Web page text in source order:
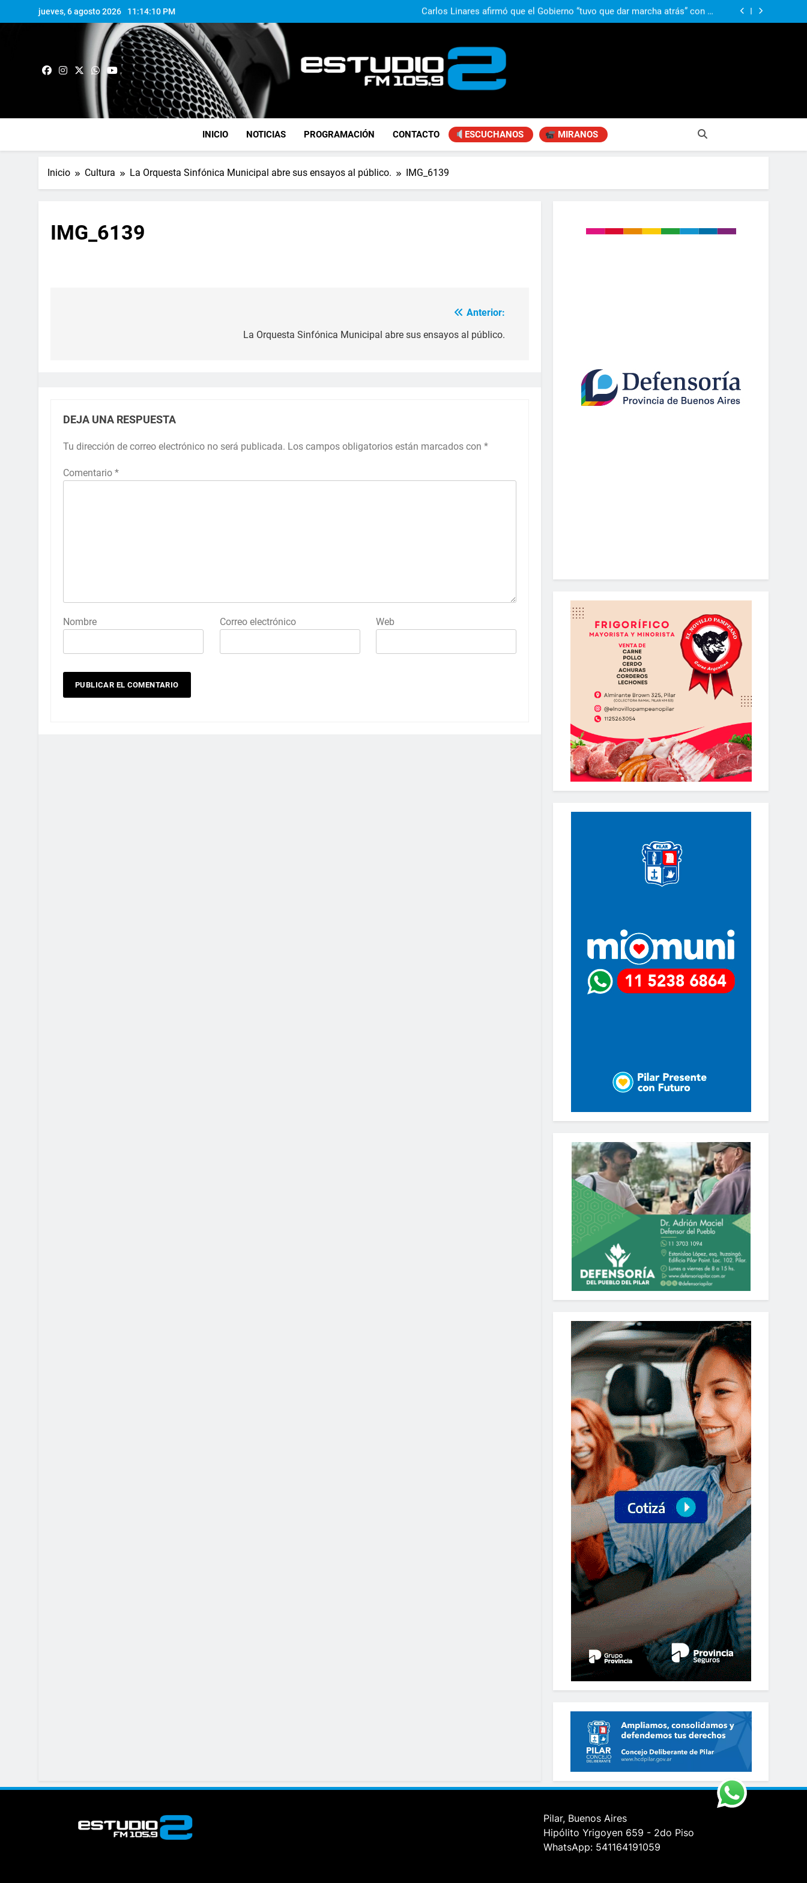
jueves, 6 agosto 2026 11:14:11 PM
muestra un problema que puede volver a generar déficit”
Carlos Linares afirmó que el Gobierno “tuvo que dar marcha atrás” con la
ley de tierras y advirtió un cambio de clima político entre los gobernadores
Paco Olveira cuestionó la visita de León XIV a la Argentina: “Hubiera
muestra un problema que puede volver a generar déficit”
Carlos Linares afirmó que el Gobierno “tuvo que dar marcha atrás” con la
ley de tierras y advirtió un cambio de clima político entre los gobernadores
Paco Olveira cuestionó la visita de León XIV a la Argentina: “Hubiera
FM Estudio 2
INICIO NOTICIAS PROGRAMACIÓN CONTACTO ESCUCHANOS MIRANOS
Inicio Cultura La Orquesta Sinfónica Municipal abre sus ensayos al público. IMG_6139
IMG_6139
Anterior:
La Orquesta Sinfónica Municipal abre sus ensayos al público.
DEJA UNA RESPUESTA
Tu dirección de correo electrónico no será publicada. Los campos obligatorios están marcados con *
Comentario *
Nombre Correo electrónico Web
Pilar, Buenos Aires
Hipólito Yrigoyen 659 - 2do Piso
WhatsApp: 541164191059